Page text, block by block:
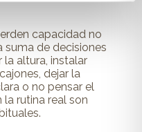
capacidad no
suma de decisiones
altura, instalar
dejar la
o no pensar el
rutina real son